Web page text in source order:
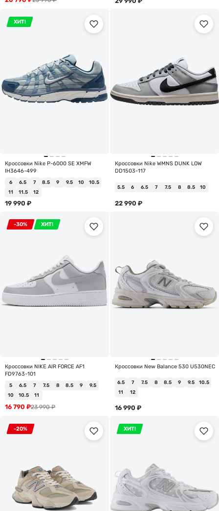
ХИТ!
Кроссовки Nike P-6000 SE XMFW
IH3646-499
6 6.5 7 8.5 9 9.5 10
10.5
11
11.5 12
19 990 ₽
Кроссовки Nike WMNS DUNK LOW
DD1503-117
5.5 6 6.5 7 7.5 8 8.5 10
22 990 ₽
-30% ХИТ!
Кроссовки NIKE AIR FORCE AF1
FD9763-101
5 6.5 7 7.5 8 8.5 9
9.5
10
10.5 11
23 990₽
16 790 ₽
Кроссовки New Balance 530 U530NEC
6.5 7 7.5 8 8.5 9 9.5
10.5
11
12
16 990 ₽
-20% ХИТ!